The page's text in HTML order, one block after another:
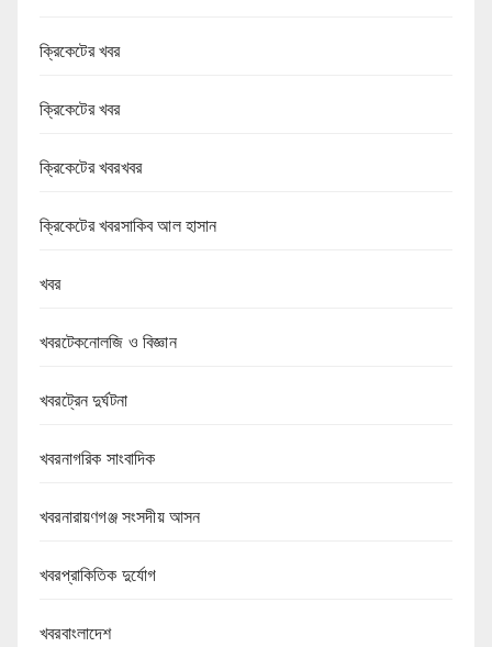
ক্রিকেটের খবর
ক্রিকেটের খবর
ক্রিকেটের খবরখবর
ক্রিকেটের খবরসাকিব আল হাসান
খবর
খবরটেকনোলজি ও বিজ্ঞান
খবরট্রেন দুর্ঘটনা
খবরনাগরিক সাংবাদিক
খবরনারায়ণগঞ্জ সংসদীয় আসন
খবরপ্রাকিতিক দুর্যোগ
খবরবাংলাদেশ